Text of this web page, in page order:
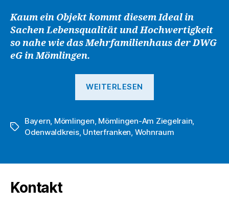
Kaum ein Objekt kommt diesem Ideal in
Sachen Lebensqualität und Hochwertigkeit
so nahe wie das Mehrfamilienhaus der DWG
eG in Mömlingen.
WEITERLESEN
eG:
Wohnen
im
Schlagwörter
Bayern Mömlingen Mömlingen-Am Ziegelrain
Odenwaldkreis, Unterfranken Wohnraum
Kontakt